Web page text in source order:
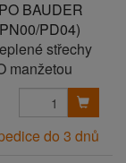
BAUDER
PD04)
střechy
manžetou
do 3 dnů